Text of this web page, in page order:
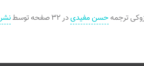
ترجمهحسن مفیدیدر ۳۲ صفحه توسط